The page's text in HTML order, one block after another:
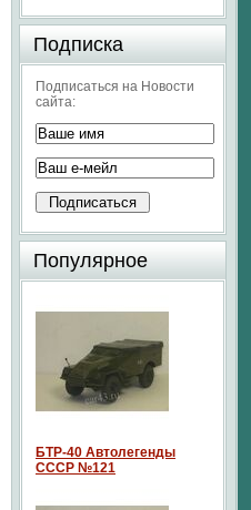
Подписка
Подписаться на Новости
сайта:
Популярное
БТР-40 Автолегенды
СССР №121